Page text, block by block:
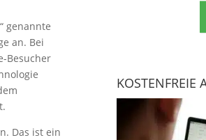
genannte
an. Bei
Besucher
Das ist ein
KOSTENFREIE